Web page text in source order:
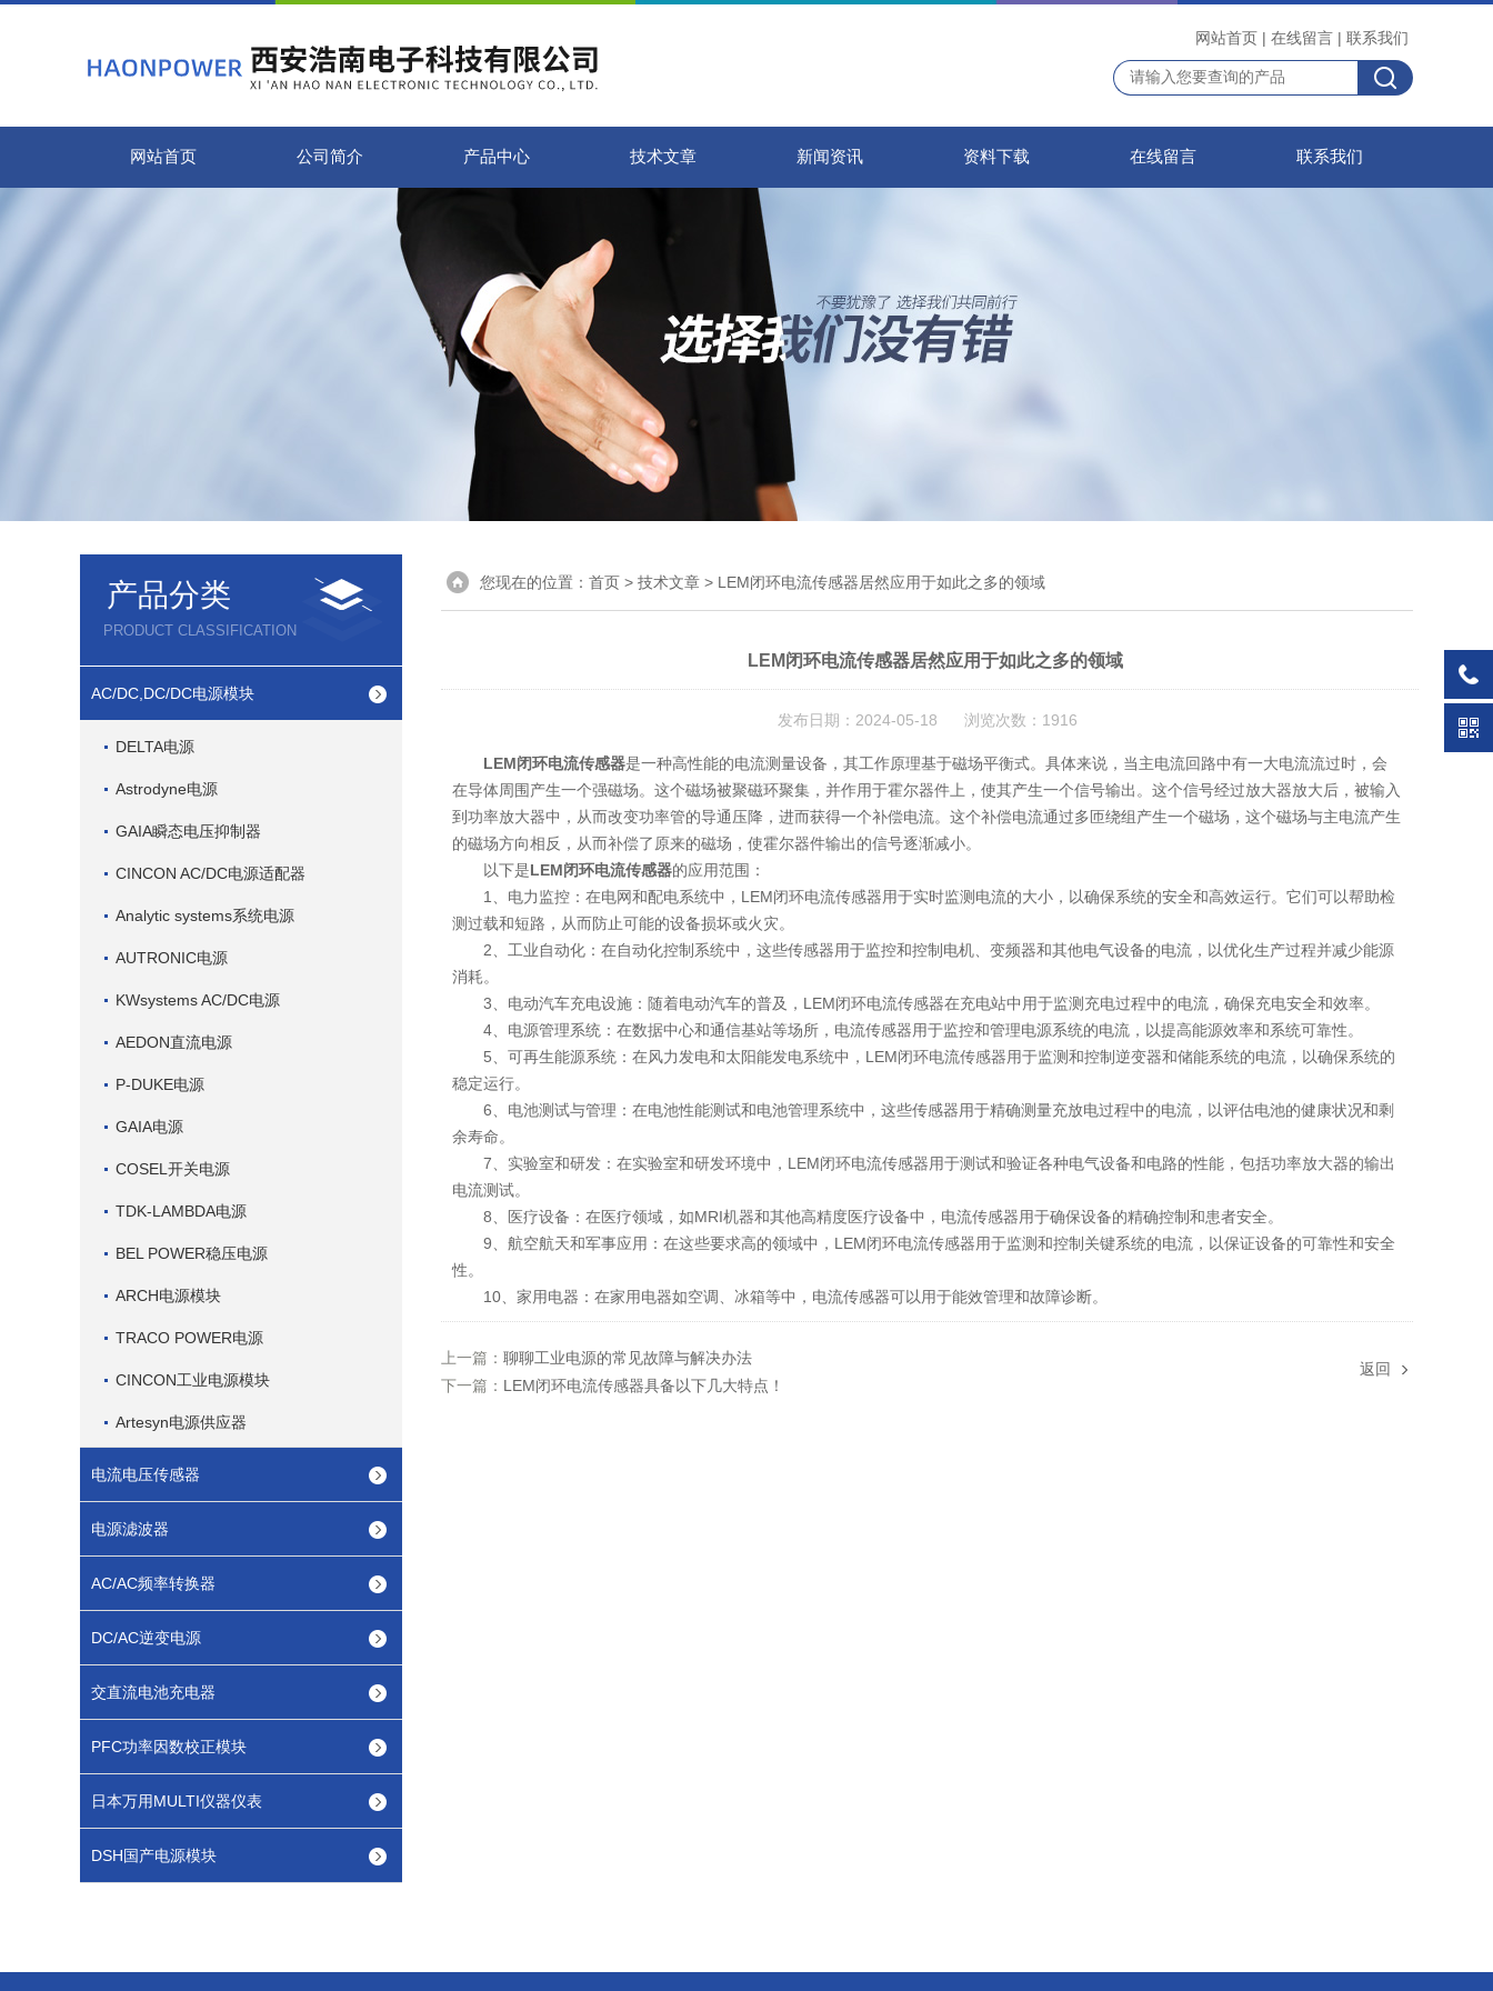
网站首页 | 在线留言 | 联系我们
网站首页 公司简介 产品中心 技术文章 新闻资讯 资料下载 在线留言 联系我们
产品分类
PRODUCT CLASSIFICATION
AC/DC,DC/DC电源模块
DELTA电源
Astrodyne电源
GAIA瞬态电压抑制器
CINCON AC/DC电源适配器
Analytic systems系统电源
AUTRONIC电源
KWsystems AC/DC电源
AEDON直流电源
P-DUKE电源
GAIA电源
COSEL开关电源
TDK-LAMBDA电源
BEL POWER稳压电源
ARCH电源模块
TRACO POWER电源
CINCON工业电源模块
Artesyn电源供应器
电流电压传感器
电源滤波器
AC/AC频率转换器
DC/AC逆变电源
交直流电池充电器
PFC功率因数校正模块
日本万用MULTI仪器仪表
DSH国产电源模块
您现在的位置： 首页 > 技术文章 > LEM闭环电流传感器居然应用于如此之多的领域
LEM闭环电流传感器居然应用于如此之多的领域
发布日期：2024-05-18 浏览次数：1916
LEM闭环电流传感器是一种高性能的电流测量设备，其工作原理基于磁场平衡式。具体来说，当主电流回路中有一大电流流过时，会
在导体周围产生一个强磁场。这个磁场被聚磁环聚集，并作用于霍尔器件上，使其产生一个信号输出。这个信号经过放大器放大后，被输入
到功率放大器中，从而改变功率管的导通压降，进而获得一个补偿电流。这个补偿电流通过多匝绕组产生一个磁场，这个磁场与主电流产生
的磁场方向相反，从而补偿了原来的磁场，使霍尔器件输出的信号逐渐减小。
以下是LEM闭环电流传感器的应用范围：
1、电力监控：在电网和配电系统中，LEM闭环电流传感器用于实时监测电流的大小，以确保系统的安全和高效运行。它们可以帮助检
测过载和短路，从而防止可能的设备损坏或火灾。
2、工业自动化：在自动化控制系统中，这些传感器用于监控和控制电机、变频器和其他电气设备的电流，以优化生产过程并减少能源
消耗。
3、电动汽车充电设施：随着电动汽车的普及，LEM闭环电流传感器在充电站中用于监测充电过程中的电流，确保充电安全和效率。
4、电源管理系统：在数据中心和通信基站等场所，电流传感器用于监控和管理电源系统的电流，以提高能源效率和系统可靠性。
5、可再生能源系统：在风力发电和太阳能发电系统中，LEM闭环电流传感器用于监测和控制逆变器和储能系统的电流，以确保系统的
稳定运行。
6、电池测试与管理：在电池性能测试和电池管理系统中，这些传感器用于精确测量充放电过程中的电流，以评估电池的健康状况和剩
余寿命。
7、实验室和研发：在实验室和研发环境中，LEM闭环电流传感器用于测试和验证各种电气设备和电路的性能，包括功率放大器的输出
电流测试。
8、医疗设备：在医疗领域，如MRI机器和其他高精度医疗设备中，电流传感器用于确保设备的精确控制和患者安全。
9、航空航天和军事应用：在这些要求高的领域中，LEM闭环电流传感器用于监测和控制关键系统的电流，以保证设备的可靠性和安全
性。
10、家用电器：在家用电器如空调、冰箱等中，电流传感器可以用于能效管理和故障诊断。
上一篇： 聊聊工业电源的常见故障与解决办法
下一篇： LEM闭环电流传感器具备以下几大特点！
返回